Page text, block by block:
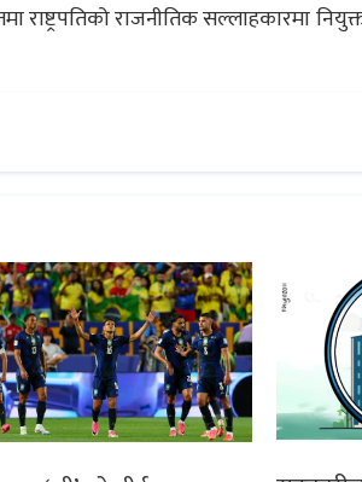
राष्ट्रपतिको राजनीतिक सल्लाहकारमा